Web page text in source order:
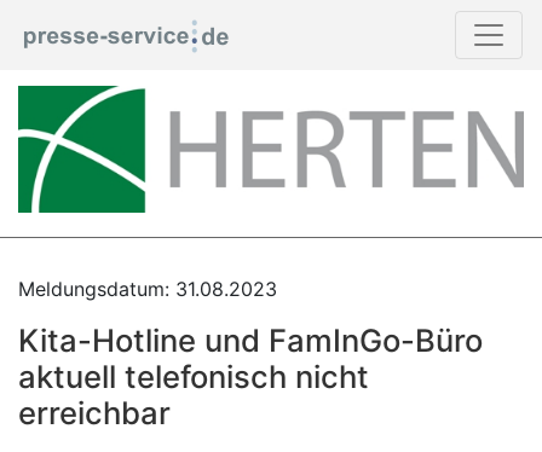
Meldungsdatum: 31.08.2023
Kita-Hotline und FamInGo-Büro
aktuell telefonisch nicht
erreichbar